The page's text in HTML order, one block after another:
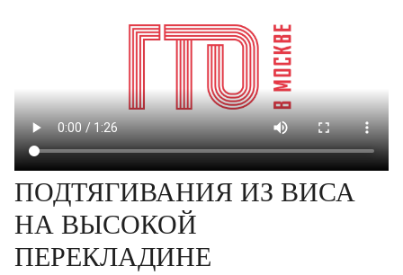
ПОДТЯГИВАНИЯ ИЗ ВИСА
НА ВЫСОКОЙ
ПЕРЕКЛАДИНЕ